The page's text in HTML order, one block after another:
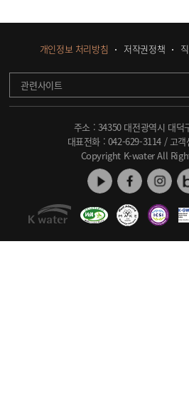
개인정보 처리방침 저작권정책
관련사이트
주소 : 34350 대전광역시 대덕
대표전화 : 042-629-3114 / 고객
Copyright K-water All